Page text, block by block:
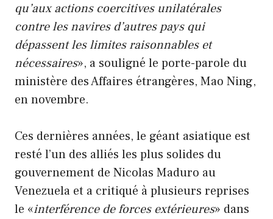
qu’aux actions coercitives unilatérales
contre les navires d’autres pays qui
dépassent les limites raisonnables et
nécessaires», a souligné le porte-parole du
ministère des Affaires étrangères, Mao Ning,
en novembre.
Ces dernières années, le géant asiatique est
resté l’un des alliés les plus solides du
gouvernement de Nicolas Maduro au
Venezuela et a critiqué à plusieurs reprises
le «interférence de forces extérieures» dans